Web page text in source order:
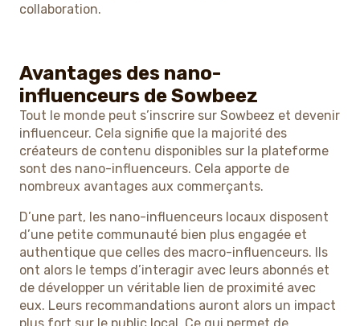
collaboration.
Avantages des nano-
influenceurs de Sowbeez
Tout le monde peut s’inscrire sur Sowbeez et devenir
influenceur. Cela signifie que la majorité des
créateurs de contenu disponibles sur la plateforme
sont des nano-influenceurs. Cela apporte de
nombreux avantages aux commerçants.
D’une part, les nano-influenceurs locaux disposent
d’une petite communauté bien plus engagée et
authentique que celles des macro-influenceurs. Ils
ont alors le temps d’interagir avec leurs abonnés et
de développer un véritable lien de proximité avec
eux. Leurs recommandations auront alors un impact